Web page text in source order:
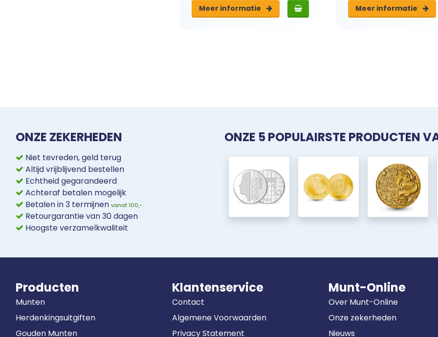
Meer informatie Meer informatie
ONZE ZEKERHEDEN
Niet tevreden, geld terug
Altijd vrijblijvend bestellen
Echtheid gegarandeerd
Achteraf betalen mogelijk
Betalen in 3 termijnen vanaf 100,-
Retourgarantie van 30 dagen
Hoogste verzamelkwaliteit
ONZE 5 POPULAIRSTE PRODUCTEN
Producten
Munten
Herdenkingsuitgiften
Gouden Munten
Klantenservice
Contact
Algemene Voorwaarden
Privacy Statement
Munt-Online
Over Munt-Online
Onze zekerheden
Nieuws